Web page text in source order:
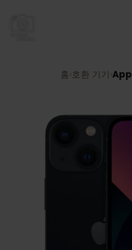
홈 호환 기기